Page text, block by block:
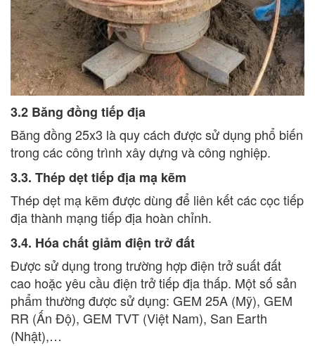
3.2 Băng đồng tiếp địa
Băng đồng 25x3 là quy cách được sử dụng phổ biến
trong các công trình xây dựng và công nghiệp.
3.3. Thép dẹt tiếp địa mạ kẽm
Thép dẹt mạ kẽm được dùng để liên kết các cọc tiếp
địa thành mạng tiếp địa hoàn chỉnh.
3.4. Hóa chất giảm điện trở đất
Được sử dụng trong trường hợp điện trở suất đất
cao hoặc yêu cầu điện trở tiếp địa thấp. Một số sản
phẩm thường được sử dụng: GEM 25A (Mỹ), GEM
RR (Ấn Độ), GEM TVT (Việt Nam), San Earth
(Nhật),…